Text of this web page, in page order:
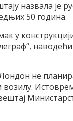
назвала је
50 година.
у
наводећи
не
возилу.